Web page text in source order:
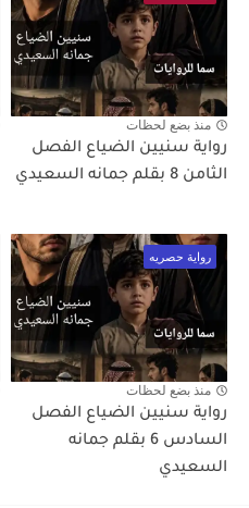
منذ بضع لحظات
رواية سنيين الضياع الفصل
الثامن 8 بقلم جمانه السعيدي
رواية حصريه
منذ بضع لحظات
رواية سنيين الضياع الفصل
السادس 6 بقلم جمانه
السعيدي